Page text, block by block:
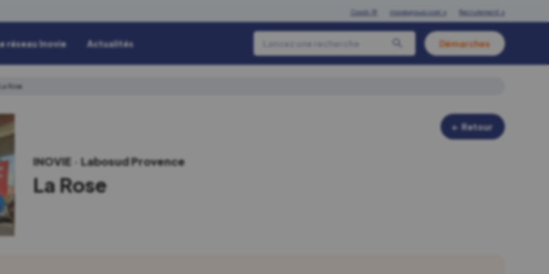
Covid-19 inoviegroup.com ↗ Recrutement ↗
réseau Inovie Actualités Démarches
Rose
← Retour
INOVIE Labosud Provence
La Rose